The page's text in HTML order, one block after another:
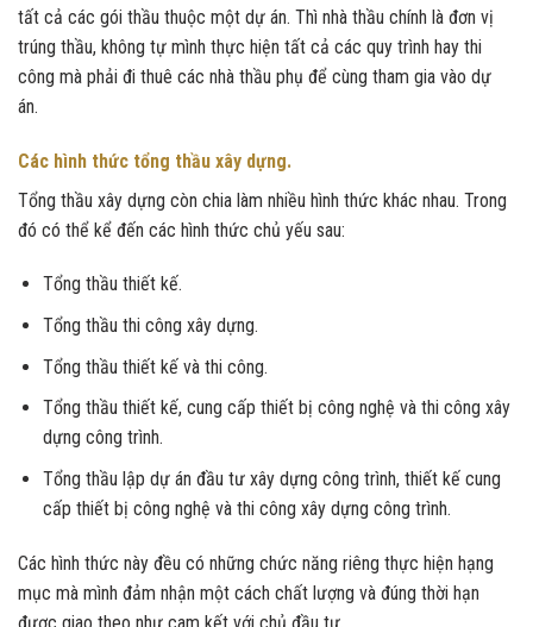
tất cả các gói thầu thuộc một dự án. Thì nhà thầu chính là đơn vị
trúng thầu, không tự mình thực hiện tất cả các quy trình hay thi
công mà phải đi thuê các nhà thầu phụ để cùng tham gia vào dự
án.
Các hình thức tổng thầu xây dựng.
Tổng thầu xây dựng còn chia làm nhiều hình thức khác nhau. Trong
đó có thể kể đến các hình thức chủ yếu sau:
Tổng thầu thiết kế.
Tổng thầu thi công xây dựng.
Tổng thầu thiết kế và thi công.
Tổng thầu thiết kế, cung cấp thiết bị công nghệ và thi công xây
dựng công trình.
Tổng thầu lập dự án đầu tư xây dựng công trình, thiết kế cung
cấp thiết bị công nghệ và thi công xây dựng công trình.
Các hình thức này đều có những chức năng riêng thực hiện hạng
mục mà mình đảm nhận một cách chất lượng và đúng thời hạn
được giao theo như cam kết với chủ đầu tư.